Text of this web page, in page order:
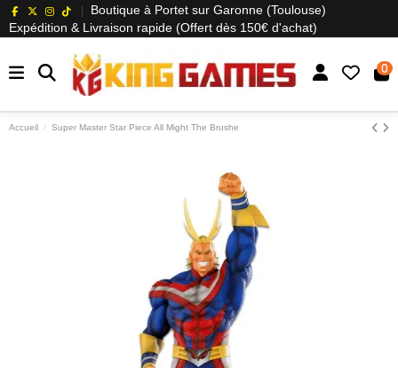
Boutique à Portet sur Garonne (Toulouse)
Expédition & Livraison rapide (Offert dès 150€ d'achat)
0
Accueil Super Master Star Piece All Might The Brushe